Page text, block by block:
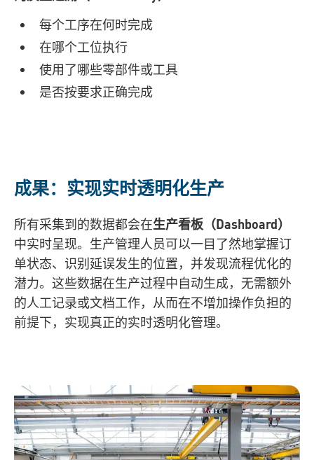
每个工序在何时完成
在哪个工位执行
使用了哪些零部件或工具
是否按要求正确完成
成果：实现实时透明化生产
所有采集到的数据都会在生产看板（Dashboard）
中实时呈现。生产管理人员可以一目了然地掌握订
单状态、识别延误发生的位置，并发现流程优化的
潜力。这些数据在生产过程中自动生成，无需额外
的人工记录或文档工作，从而在不增加操作负担的
前提下，实现真正的实时透明化管理。